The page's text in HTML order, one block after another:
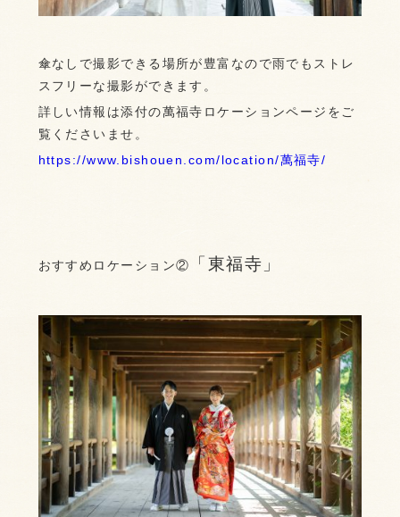
傘なしで撮影できる場所が豊富なので雨でもストレ
スフリーな撮影ができます。
詳しい情報は添付の萬福寺ロケーションページをご
覧くださいませ。
https://www.bishouen.com/location/萬福寺/
おすすめロケーション② 「東福寺」